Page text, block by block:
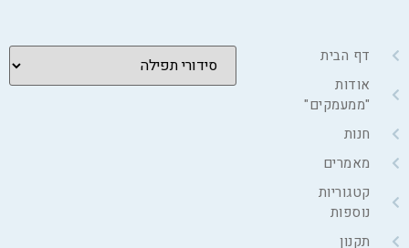
דף הבית
אודות
"ממעמקים"
חנות
מאמרים
קטגוריות
נוספות
תקנון